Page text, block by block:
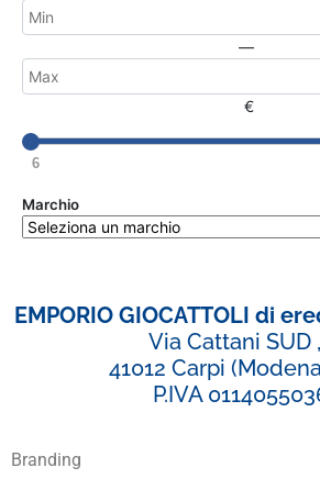
—
€
6
Marchio
EMPORIO GIOCATTOLI di
Via Cattani SUD
41012 Carpi
P.IVA
Branding